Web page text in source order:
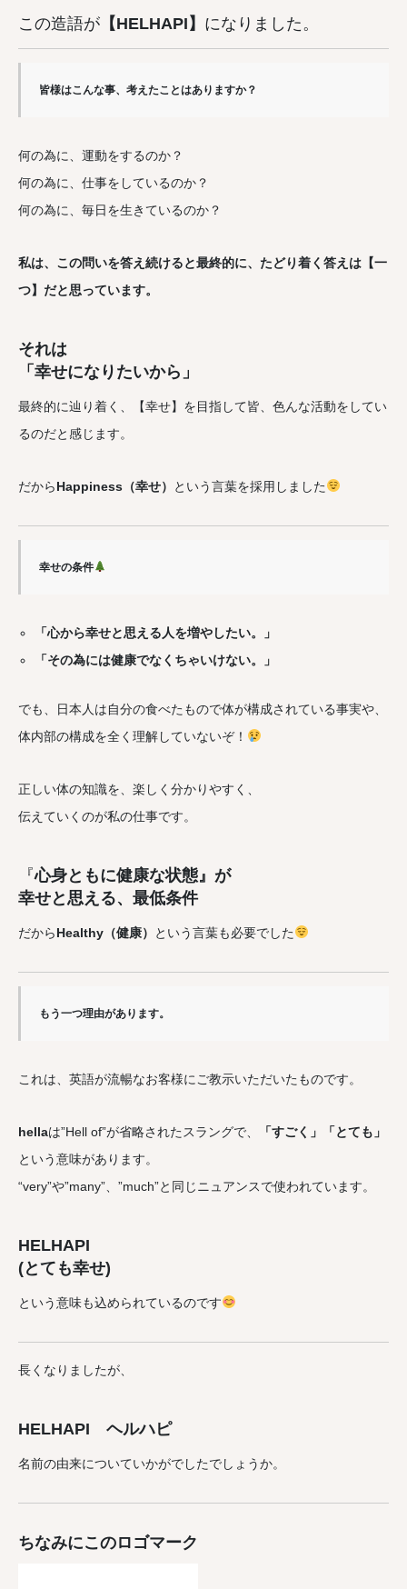
この造語が 【HELHAPI】 になりました。
皆様はこんな事、考えたことはありますか？
何の為に、運動をするのか？
何の為に、仕事をしているのか？
何の為に、毎日を生きているのか？
私は、この問いを答え続けると最終的に、たどり着く答えは【一
つ】だと思っています。
それは
「幸せになりたいから」
最終的に辿り着く、【幸せ】を目指して皆、色んな活動をしてい
るのだと感じます。
だからHappiness（幸せ） という言葉を採用しました
幸せの条件
「心から幸せと思える人を増やしたい。」
「その為には健康でなくちゃいけない。」
でも、日本人は自分の食べたもので体が構成されている事実や、
体内部の構成を全く理解していないぞ！
正しい体の知識を、楽しく分かりやすく、
伝えていくのが私の仕事です。
『心身ともに健康な状態』が
幸せと思える、最低条件
だからHealthy（健康） という言葉も必要でした
もう一つ理由があります。
これは、英語が流暢なお客様にご教示いただいたものです。
hellaは”Hell of”が省略されたスラングで、
「すごく」「とても」
という意味があります。
“very”や”many”、”much”と同じニュアンスで使われています。
HELHAPI
(とても幸せ)
という意味も込められているのです
長くなりましたが、
HELHAPI ヘルハピ
名前の由来についていかがでしたでしょうか。
ちなみにこのロゴマーク